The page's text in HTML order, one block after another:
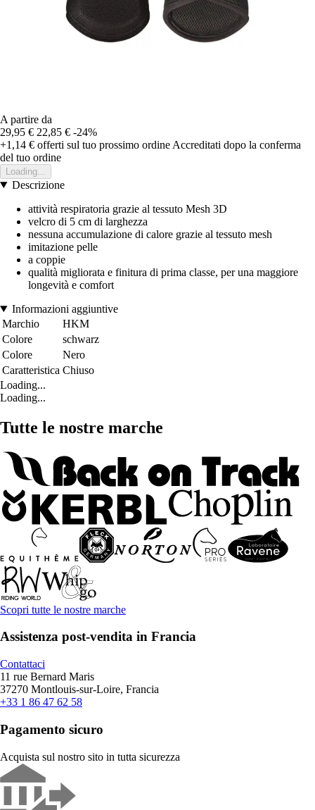
A partire da
29,95 € 22,85 € -24%
+1,14 € offerti sul tuo prossimo ordine Accreditati dopo la conferma
del tuo ordine
Loading...
Descrizione
attività respiratoria grazie al tessuto Mesh 3D
velcro di 5 cm di larghezza
nessuna accumulazione di calore grazie al tessuto mesh
imitazione pelle
a coppie
qualità migliorata e finitura di prima classe, per una maggiore
longevità e comfort
Informazioni aggiuntive
Marchio
HKM
Colore
schwarz
Colore
Nero
Caratteristica Chiuso
Loading...
Loading...
Tutte le nostre marche
Scopri tutte le nostre marche
Assistenza post-vendita in Francia
Contattaci
11 rue Bernard Maris
37270 Montlouis-sur-Loire, Francia
+33 1 86 47 62 58
Pagamento sicuro
Acquista sul nostro sito in tutta sicurezza